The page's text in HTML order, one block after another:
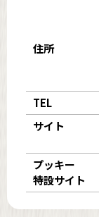
住所
TEL
サイト
プッキー
特設サイト